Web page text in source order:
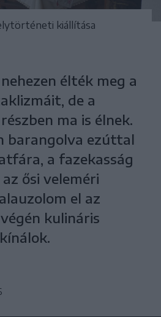
kiállítása
élték meg a
de a
ma is élnek.
barangolva ezúttal
a fazekasság
ősi veleméri
el az
kulináris